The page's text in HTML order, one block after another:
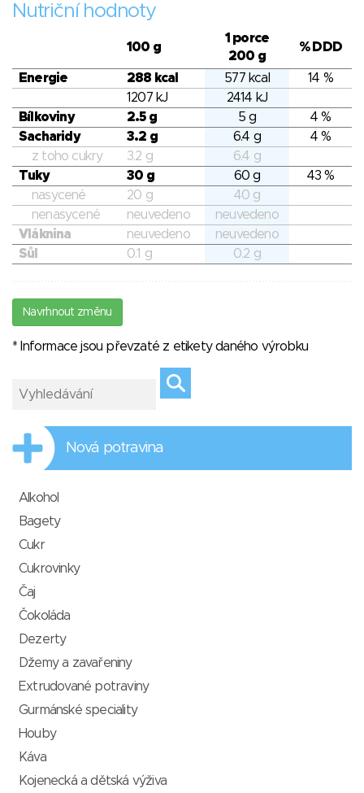
Nutriční hodnoty
100 g
1 porce
200 g
% DDD
Energie 288 kcal 577 kcal
14 %
1207 kJ
2414 kJ
Bílkoviny
2.5 g 5 g
4 %
Sacharidy
3.2 g 6.4 g
4 %
z toho cukry
3.2 g
6.4 g
Tuky
30 g 60 g
43 %
nasycené
20 g
40 g
nenasycené
neuvedeno
neuvedeno
Vláknina
neuvedeno
neuvedeno
Sůl
0.1 g 0.2 g
Navrhnout změnu
* Informace jsou převzaté z etikety daného výrobku
Nová potravina
Alkohol
Bagety
Cukr
Cukrovinky
Čaj
Čokoláda
Dezerty
Džemy a zavařeniny
Extrudované potraviny
Gurmánské speciality
Houby
Káva
Kojenecká a dětská výživa